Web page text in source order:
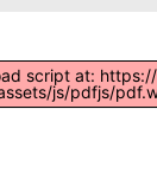
script at:
js/pdfjs/